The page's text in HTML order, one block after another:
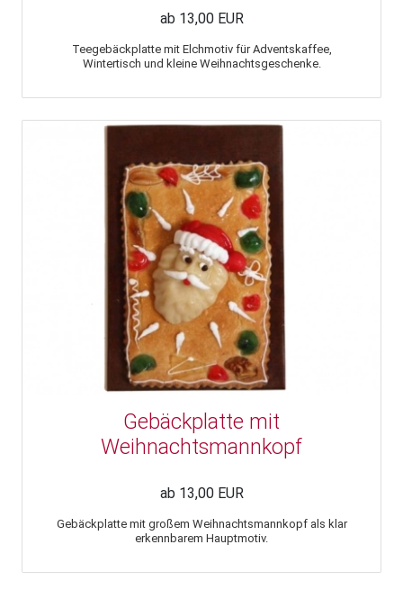
ab 13,00 EUR
Teegebäckplatte mit Elchmotiv für Adventskaffee,
Wintertisch und kleine Weihnachtsgeschenke.
Gebäckplatte mit
Weihnachtsmannkopf
ab 13,00 EUR
Gebäckplatte mit großem Weihnachtsmannkopf als klar
erkennbarem Hauptmotiv.